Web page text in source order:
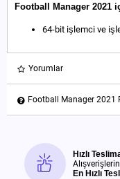
Football Manager 2021
64-bit işlemci ve
Yorumlar
Football Manager 2021
Hızlı
En Hızlı